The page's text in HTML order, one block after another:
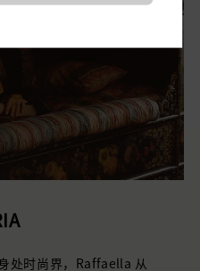
处时尚界，Raffaella 从